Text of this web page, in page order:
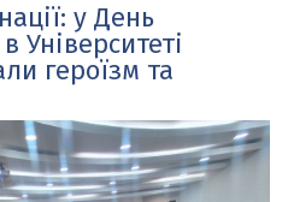
у День
Університеті
героїзм та